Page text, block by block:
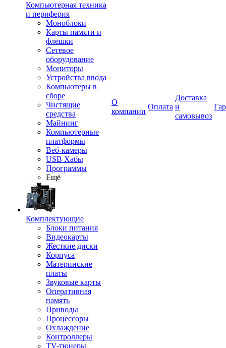
Компьютерная техника
и периферия
Моноблоки
Карты памяти и
флешки
Сетевое
оборудование
Мониторы
Устройства ввода
Компьютеры в
сборе
Чистящие
средства
Майнинг
Компьютерные
платформы
Веб-камеры
USB Хабы
Программы
Ещё
Комплектующие
Блоки питания
Видеокарты
Жесткие диски
Корпуса
Материнские
платы
Звуковые карты
Оперативная
память
Приводы
Процессоры
Охлаждение
Контроллеры
TV-тюнеры
О
компании
Оплата
Доставка
и
самовывоз